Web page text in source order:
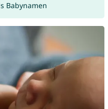
Babynamen